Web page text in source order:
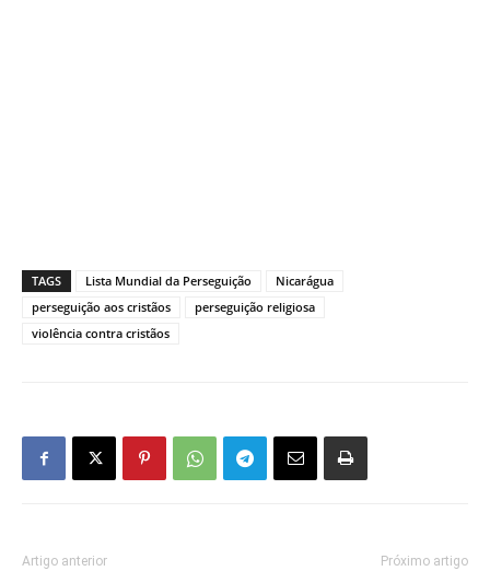
TAGS Lista Mundial da Perseguição
Nicarágua
perseguição aos cristãos
perseguição religiosa
violência contra cristãos
Artigo anterior Próximo artigo